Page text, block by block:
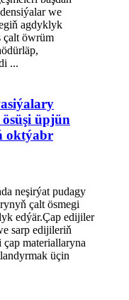
we
agdyklyk
çalt öwrüm
...
üpjün
oktýabr
neşirýat pudagy
çalt ösmegi
edýär.Çap edijiler
sarp edijileriň
materiallaryna
üçin